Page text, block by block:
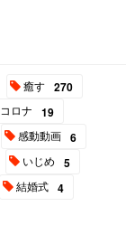
癒す 270
コロナ 19
感動動画 6
いじめ 5
結婚式 4